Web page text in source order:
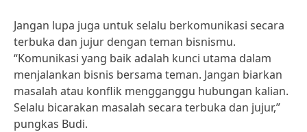
Jangan lupa juga untuk selalu berkomunikasi secara
terbuka dan jujur dengan teman bisnismu.
“Komunikasi yang baik adalah kunci utama dalam
menjalankan bisnis bersama teman. Jangan biarkan
masalah atau konflik mengganggu hubungan kalian.
Selalu bicarakan masalah secara terbuka dan jujur,”
pungkas Budi.